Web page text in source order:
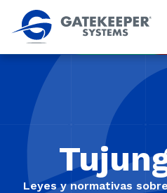
Leyes y normativas